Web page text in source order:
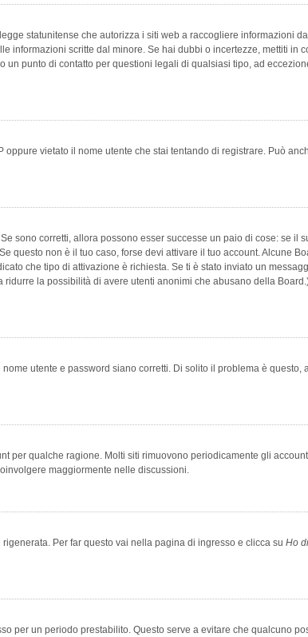
statunitense che autorizza i siti web a raccogliere informazioni
informazioni scritte dal minore. Se hai dubbi o incertezze, mettiti
punto di contatto per questioni legali di qualsiasi tipo, ad
vietato il nome utente che stai tentando di registrare. Può
sono corretti, allora possono esser successe un paio di cose: se il
questo non è il tuo caso, forse devi attivare il tuo account. Alcune
che tipo di attivazione è richiesta. Se ti è stato inviato un
la possibilità di avere utenti anonimi che abusano della
utente e password siano corretti. Di solito il problema è
per qualche ragione. Molti siti rimuovono periodicamente gli
maggiormente nelle discussioni.
Per far questo vai nella pagina di ingresso e clicca su Ho
per un periodo prestabilito. Questo serve a evitare che qualcuno